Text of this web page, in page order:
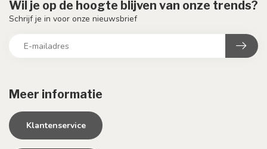
Meer informatie
Klantenservice
Wil je op de hoogte blijven van onze trends?
Schrijf je in voor onze nieuwsbrief